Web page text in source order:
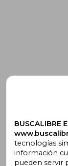
¿Necesitas
BUSCALIBRE
tecnologías
información
pueden servir